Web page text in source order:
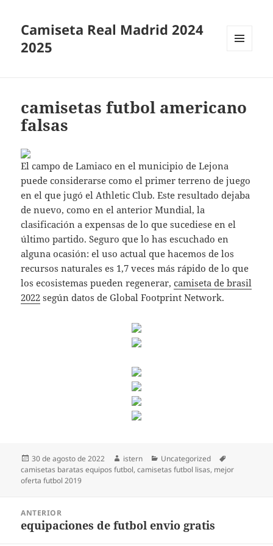
Camiseta Real Madrid 2024
2025
camisetas futbol americano
falsas
El campo de Lamiaco en el municipio de Lejona
puede considerarse como el primer terreno de juego
en el que jugó el Athletic Club. Este resultado dejaba
de nuevo, como en el anterior Mundial, la
clasificación a expensas de lo que sucediese en el
último partido. Seguro que lo has escuchado en
alguna ocasión: el uso actual que hacemos de los
recursos naturales es 1,7 veces más rápido de lo que
los ecosistemas pueden regenerar,camiseta de brasil
2022 según datos de Global Footprint Network.
Publicado
el
30 de agosto de 2022 Autor
istern Categorías
Uncategorized
camisetas baratas equipos futbol,camisetas futbol lisas, mejor
oferta futbol 2019
entradas
ANTERIOR
Entrada
equipaciones de futbol envio gratis